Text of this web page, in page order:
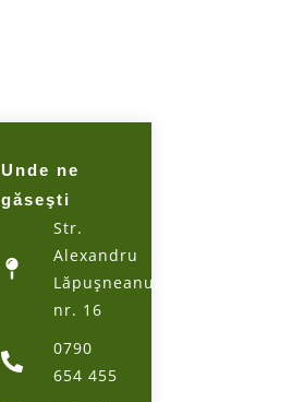
Unde ne
găseşti
Str.
Alexandru
Lăpuşneanu,
nr. 16
0790
654 455